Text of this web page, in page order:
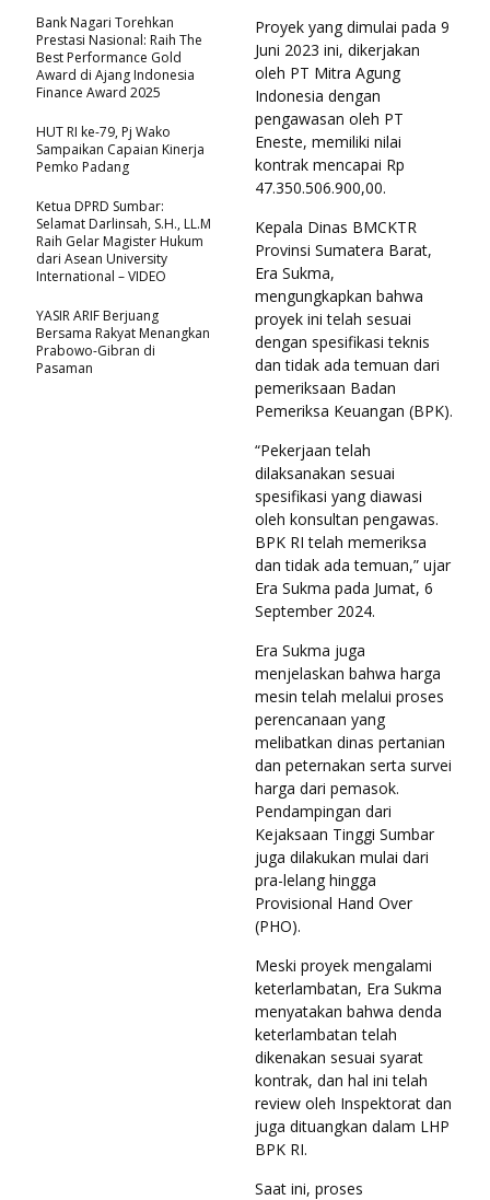
Proyek yang dimulai pada 9
Juni 2023 ini, dikerjakan
oleh PT Mitra Agung
Indonesia dengan
pengawasan oleh PT
Eneste, memiliki nilai
kontrak mencapai Rp
47.350.506.900,00.
Kepala Dinas BMCKTR
Provinsi Sumatera Barat,
Era Sukma,
mengungkapkan bahwa
proyek ini telah sesuai
dengan spesifikasi teknis
dan tidak ada temuan dari
pemeriksaan Badan
Pemeriksa Keuangan (BPK).
“Pekerjaan telah
dilaksanakan sesuai
spesifikasi yang diawasi
oleh konsultan pengawas.
BPK RI telah memeriksa
dan tidak ada temuan,” ujar
Era Sukma pada Jumat, 6
September 2024.
Era Sukma juga
menjelaskan bahwa harga
mesin telah melalui proses
perencanaan yang
melibatkan dinas pertanian
dan peternakan serta survei
harga dari pemasok.
Pendampingan dari
Kejaksaan Tinggi Sumbar
juga dilakukan mulai dari
pra-lelang hingga
Provisional Hand Over
(PHO).
Meski proyek mengalami
keterlambatan, Era Sukma
menyatakan bahwa denda
keterlambatan telah
dikenakan sesuai syarat
kontrak, dan hal ini telah
review oleh Inspektorat dan
juga dituangkan dalam LHP
BPK RI.
Saat ini, proses
Bank Nagari Torehkan
Prestasi Nasional: Raih The
Best Performance Gold
Award di Ajang Indonesia
Finance Award 2025
HUT RI ke-79, Pj Wako
Sampaikan Capaian Kinerja
Pemko Padang
Ketua DPRD Sumbar:
Selamat Darlinsah, S.H., LL.M
Raih Gelar Magister Hukum
dari Asean University
International – VIDEO
YASIR ARIF Berjuang
Bersama Rakyat Menangkan
Prabowo-Gibran di
Pasaman